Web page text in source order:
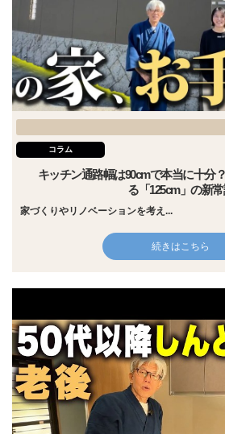
コラム
キッチン通路幅は90cmで本当に十分
る「125cm」の新
家づくりやリノベーションを考え...
続きはこちら